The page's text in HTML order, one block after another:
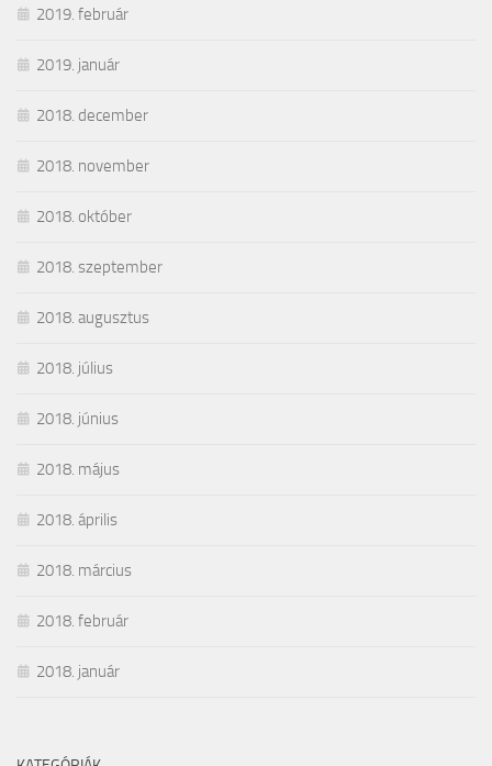
2019. február
2019. január
2018. december
2018. november
2018. október
2018. szeptember
2018. augusztus
2018. július
2018. június
2018. május
2018. április
2018. március
2018. február
2018. január